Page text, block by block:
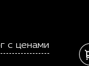
с ценами